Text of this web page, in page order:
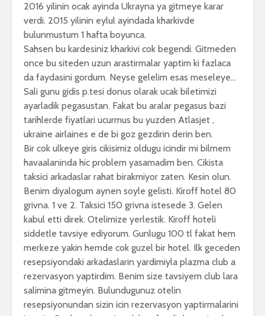
2016 yilinin ocak ayinda Ukrayna ya gitmeye karar
verdi. 2015 yilinin eylul ayindada kharkivde
bulunmustum 1 hafta boyunca.
Sahsen bu kardesiniz kharkivi cok begendi. Gitmeden
once bu siteden uzun arastirmalar yaptim ki fazlaca
da faydasini gordum. Neyse gelelim esas meseleye…
Sali gunu gidis p.tesi donus olarak ucak biletimizi
ayarladik pegasustan. Fakat bu aralar pegasus bazi
tarihlerde fiyatlari ucurmus bu yuzden Atlasjet ,
ukraine airlaines e de bi goz gezdirin derin ben.
Bir cok ulkeye giris cikisimiz oldugu icindir mi bilmem
havaalaninda hic problem yasamadim ben. Cikista
taksici arkadaslar rahat birakmiyor zaten. Kesin olun.
Benim diyalogum aynen soyle gelisti. Kiroff hotel 80
grivna. 1 ve 2. Taksici 150 grivna istesede 3. Gelen
kabul etti direk. Otelimize yerlestik. Kiroff hoteli
siddetle tavsiye ediyorum. Gunlugu 100 tl fakat hem
merkeze yakin hemde cok guzel bir hotel. Ilk geceden
resepsiyondaki arkadaslarin yardimiyla plazma club a
rezervasyon yaptirdim. Benim size tavsiyem club lara
salimina gitmeyin. Bulundugunuz otelin
resepsiyonundan sizin icin rezervasyon yaptirmalarini